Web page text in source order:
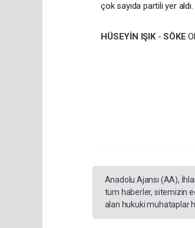
çok sayıda partili yer aldı.
HÜSEYİN IŞIK -SÖKE
Anadolu Ajansı (AA),
tüm haberler, sitemizin
alan hukuki muhataplar